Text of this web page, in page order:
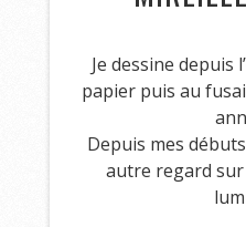
Je dessine depuis
papier puis au
Depuis mes
autre regard